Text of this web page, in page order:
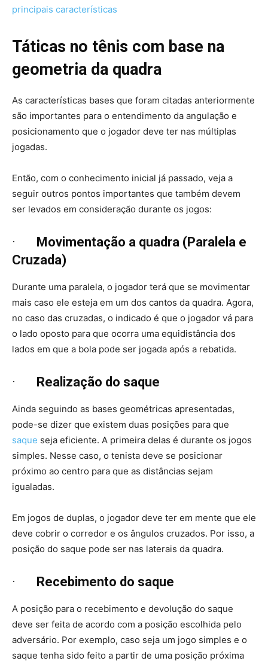
principais características
Táticas no tênis com base na
geometria da quadra
As características bases que foram citadas anteriormente
são importantes para o entendimento da angulação e
posicionamento que o jogador deve ter nas múltiplas
jogadas.
Então, com o conhecimento inicial já passado, veja a
seguir outros pontos importantes que também devem
ser levados em consideração durante os jogos:
· Movimentação a quadra (Paralela e
Cruzada)
Durante uma paralela, o jogador terá que se movimentar
mais caso ele esteja em um dos cantos da quadra. Agora,
no caso das cruzadas, o indicado é que o jogador vá para
o lado oposto para que ocorra uma equidistância dos
lados em que a bola pode ser jogada após a rebatida.
· Realização do saque
Ainda seguindo as bases geométricas apresentadas,
pode-se dizer que existem duas posições para que
saque seja eficiente. A primeira delas é durante os jogos
simples. Nesse caso, o tenista deve se posicionar
próximo ao centro para que as distâncias sejam
igualadas.
Em jogos de duplas, o jogador deve ter em mente que ele
deve cobrir o corredor e os ângulos cruzados. Por isso, a
posição do saque pode ser nas laterais da quadra.
· Recebimento do saque
A posição para o recebimento e devolução do saque
deve ser feita de acordo com a posição escolhida pelo
adversário. Por exemplo, caso seja um jogo simples e o
saque tenha sido feito a partir de uma posição próxima